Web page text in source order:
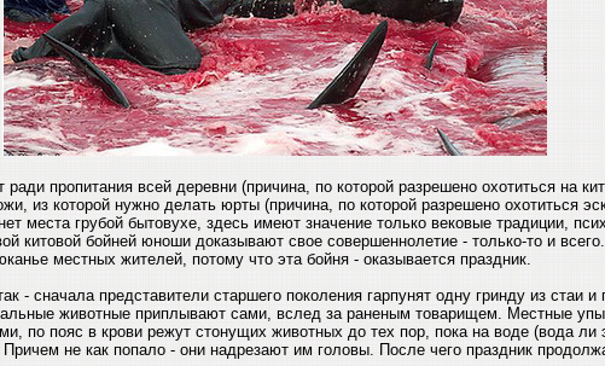
пропитания всей деревни (причина, по которой разрешено охотиться на
из которой нужно делать юрты (причина, по которой разрешено охотиться
места грубой бытовухе, здесь имеют значение только вековые традиции,
китовой бойней юноши доказывают свое совершеннолетие - только-то и
местных жителей, потому что эта бойня - оказывается праздник.
- сначала представители старшего поколения гарпунят одну гринду из стаи и
животные приплывают сами, вслед за раненым товарищем. Местные
по пояс в крови режут стонущих животных до тех пор, пока на воде (вода ли
Причем не как попало - они надрезают им головы. После чего праздник